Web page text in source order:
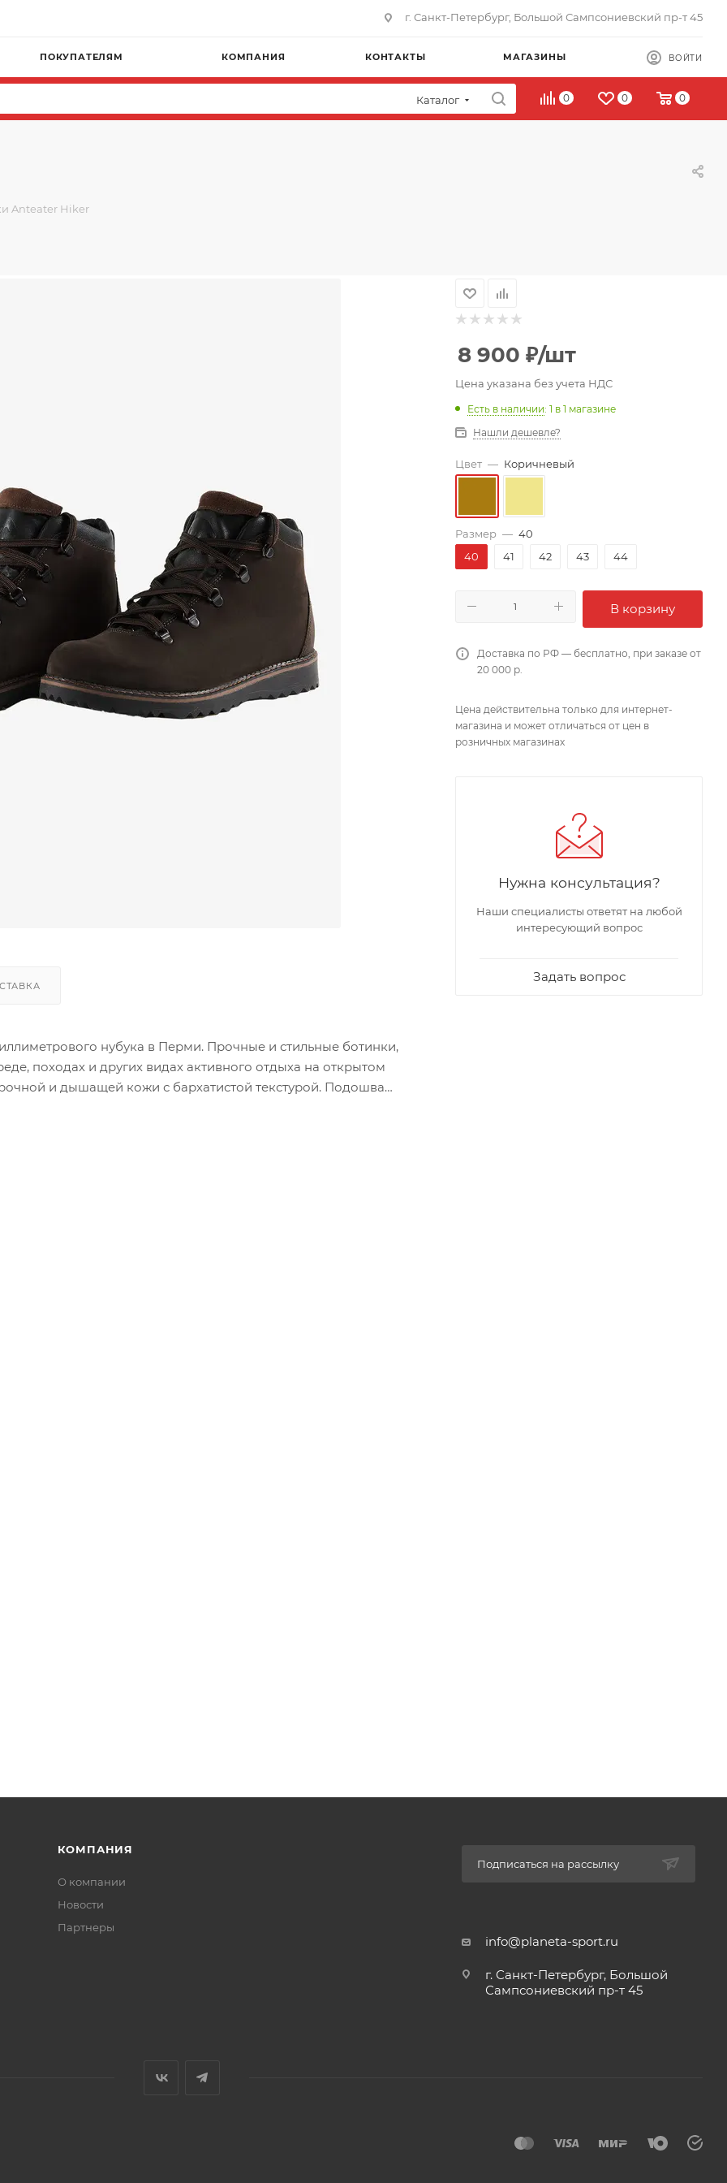
г. Санкт-Петербург, Большой Сампсониевский пр-т 45
ПОКУПАТЕЛЯМ КОМПАНИЯ КОНТАКТЫ МАГАЗИНЫ ВОЙТИ
Каталог 0 0 0
Anteater Hiker
нубука в Перми. Прочные и стильные ботинки,
походах и других видах активного отдыха на открытом
и дышащей кожи с бархатистой текстурой. Подошва
8 900 ₽/шт
Цена указана без учета НДС
Есть в наличии: 1 в 1 магазине
Нашли дешевле?
Цвет — Коричневый
Размер — 40
40
41 42 43 44
В корзину
Доставка по РФ — бесплатно, при заказе от
20 000 р.
Цена действительна только для интернет-
магазина и может отличаться от цен в
розничных магазинах
Нужна консультация?
Наши специалисты ответят на любой
интересующий вопрос
Задать вопрос
КОМПАНИЯ
О компании
Новости
Партнеры
Подписаться на рассылку
info@planeta-sport.ru
г. Санкт-Петербург, Большой
Сампсониевский пр-т 45